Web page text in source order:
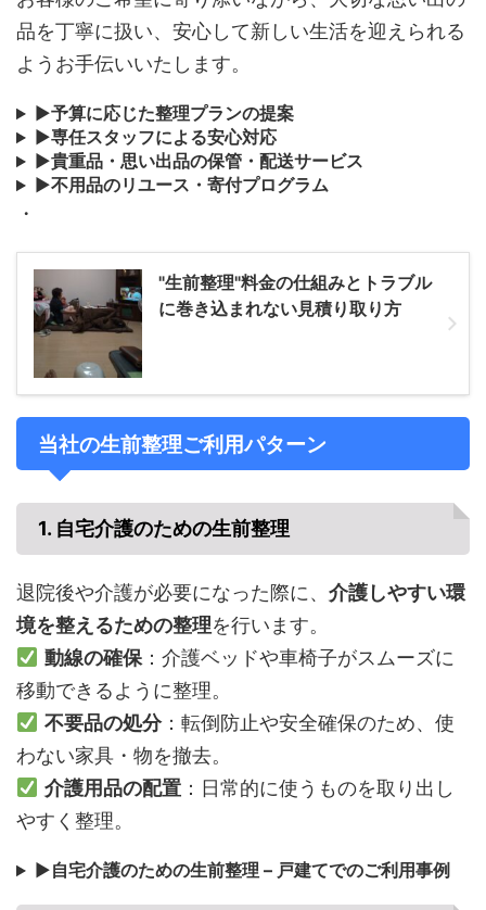
品を丁寧に扱い、安心して新しい生活を迎えられる
ようお手伝いいたします。
▶予算に応じた整理プランの提案
▶専任スタッフによる安心対応
▶貴重品・思い出品の保管・配送サービス
▶不用品のリユース・寄付プログラム
・
"生前整理"料金の仕組みとトラブル
に巻き込まれない見積り取り方
当社の生前整理ご利用パターン
1. 自宅介護のための生前整理
退院後や介護が必要になった際に、 介護しやすい環
境を整えるための整理を行います。
動線の確保：介護ベッドや車椅子がスムーズに
移動できるように整理。
不要品の処分：転倒防止や安全確保のため、使
わない家具・物を撤去。
介護用品の配置：日常的に使うものを取り出し
やすく整理。
▶自宅介護のための生前整理 – 戸建てでのご利用事例